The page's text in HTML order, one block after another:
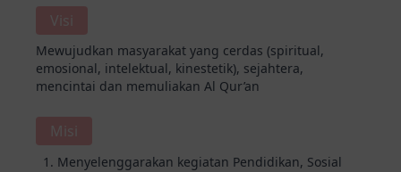
Visi
Mewujudkan masyarakat yang cerdas (spiritual,
emosional, intelektual, kinestetik), sejahtera,
mencintai dan memuliakan Al Qur’an
Misi
Menyelenggarakan kegiatan Pendidikan, Sosial